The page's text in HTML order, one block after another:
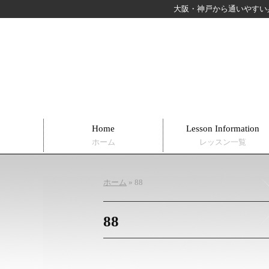
大阪・神戸から通いやす
Home
ホーム
Lesson Information
レッスン一覧
ホーム » 88
88